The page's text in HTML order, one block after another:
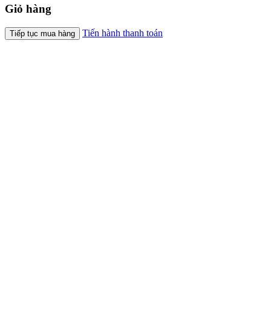
Giỏ hàng
Tiếp tục mua hàng Tiến hành thanh toán